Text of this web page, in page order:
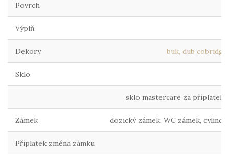
Povrch
Výplň
Dekory buk, dub
Sklo
sklo mastercare za příplatek
Zámek dozický zámek, WC zámek,
Příplatek změna zámku